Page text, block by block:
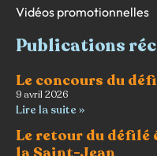
Vidéos promotionnelles
Publications
Le concours du
9 avril 2026
Lire la suite »
Le retour du défilé